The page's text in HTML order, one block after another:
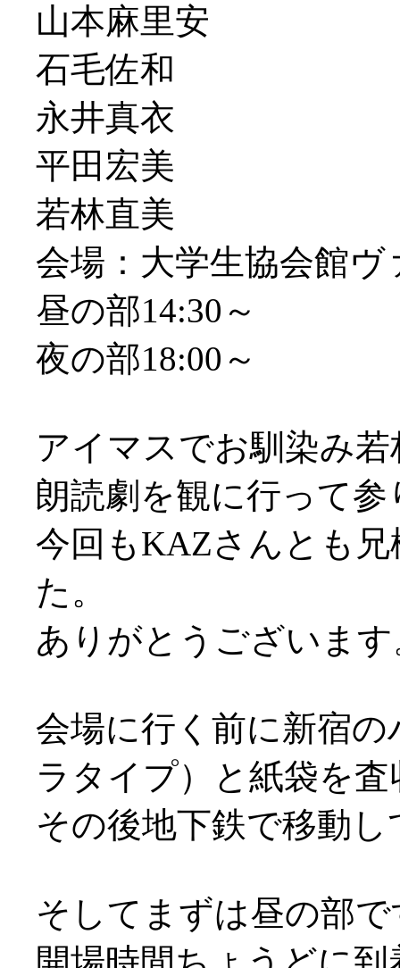
山本麻里安
石毛佐和
永井真衣
平田宏美
若林直美
会場：大学生協会館
昼の部14:30～
夜の部18:00～
アイマスでお馴染み
朗読劇を観に行って
今回もKAZさんとも
た。
ありがとうございます
会場に行く前に新宿
ラタイプ）と紙袋を査
その後地下鉄で移動
そしてまずは昼の部で